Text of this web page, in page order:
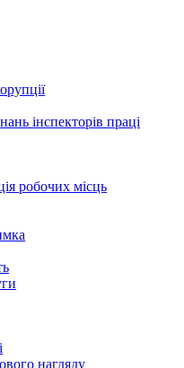
інспекторів праці
робочих місць
нагляду